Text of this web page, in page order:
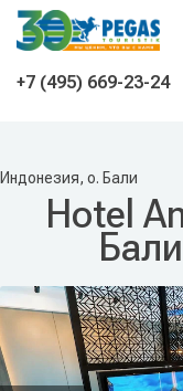
На главную
+7 (495) 669-23-24
Индонезия, о. Бали
Hotel